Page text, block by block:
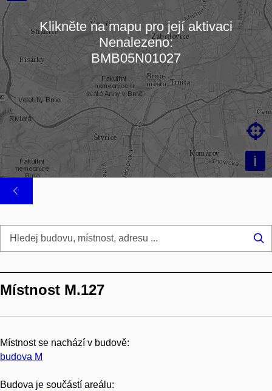
Načítám mapu…
i

Klikněte na mapu pro její aktivaci
Nenalezeno:
BMB05N01027
Místnost M.127
Místnost se nachází v budově:
budova M
Budova je součástí areálu: